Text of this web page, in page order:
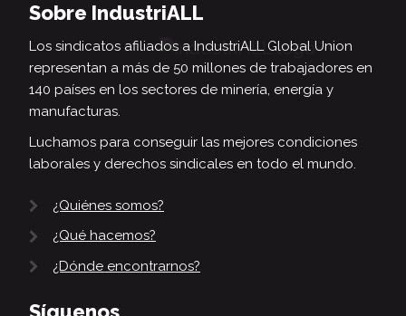
Sobre IndustriALL
Los sindicatos afiliados a IndustriALL Global Union
representan a más de 50 millones de trabajadores en
140 países en los sectores de minería, energía y
manufacturas.
Luchamos para conseguir las mejores condiciones
laborales y derechos sindicales en todo el mundo.
¿Quiénes somos?
¿Qué hacemos?
¿Dónde encontrarnos?
Síguenos